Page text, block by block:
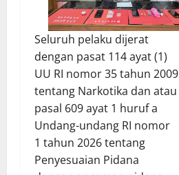
Seluruh pelaku dijerat
dengan pasat 114 ayat (1)
UU RI nomor 35 tahun 2009
tentang Narkotika dan atau
pasal 609 ayat 1 huruf a
Undang-undang RI nomor
1 tahun 2026 tentang
Penyesuaian Pidana